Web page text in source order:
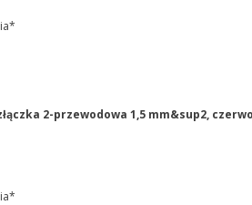
złączka 2-przewodowa 1,5 mm&sup2,